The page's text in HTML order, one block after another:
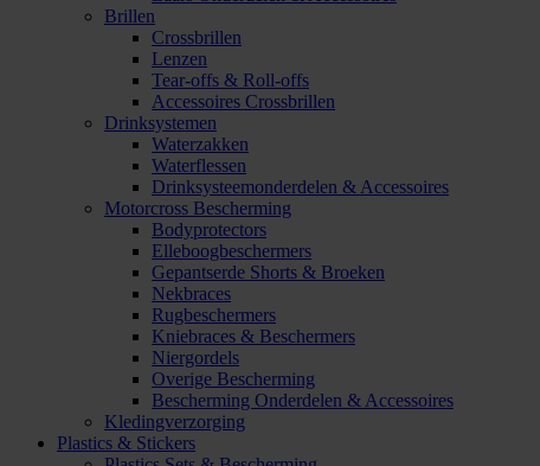
Brillen
Crossbrillen
Lenzen
Tear-offs & Roll-offs
Accessoires Crossbrillen
Drinksystemen
Waterzakken
Waterflessen
Drinksysteemonderdelen & Accessoires
Motorcross Bescherming
Bodyprotectors
Elleboogbeschermers
Gepantserde Shorts & Broeken
Nekbraces
Rugbeschermers
Kniebraces & Beschermers
Niergordels
Overige Bescherming
Bescherming Onderdelen & Accessoires
Kledingverzorging
Plastics & Stickers